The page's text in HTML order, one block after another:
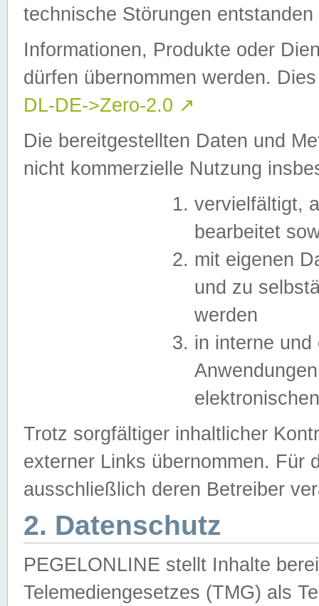
technische Störungen
Informationen, Produkte oder
dürfen übernommen werden.
DL-DE->Zero-2.0 ↗
Die bereitgestellten Daten und
nicht kommerzielle Nutzung
vervielfältigt,
bearbeitet
mit eigenen
und zu
werden
in interne
Trotz sorgfältiger inhaltlicher
externer Links übernommen. Für
ausschließlich deren Betreiber
2. Datenschutz
PEGELONLINE stellt Inhalte
Telemediengesetzes (TMG) als